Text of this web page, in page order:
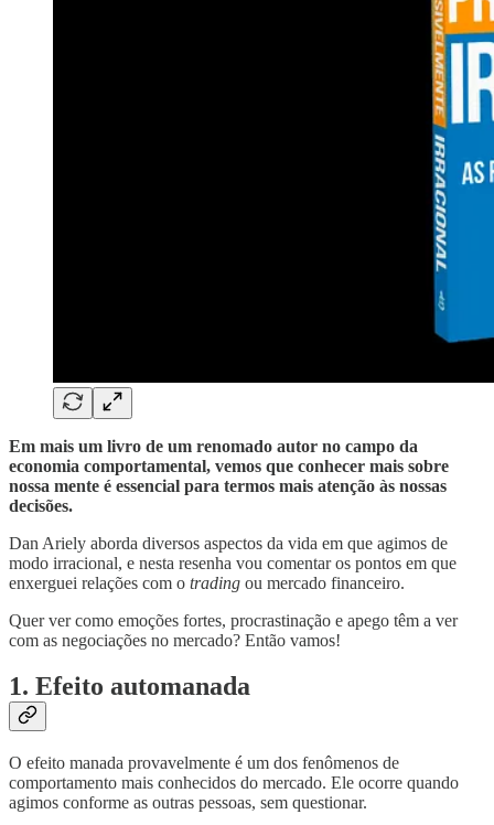
Em mais um livro de um renomado autor no campo da
economia comportamental, vemos que conhecer mais sobre
nossa mente é essencial para termos mais atenção às nossas
decisões.
Dan Ariely aborda diversos aspectos da vida em que agimos de
modo irracional, e nesta resenha vou comentar os pontos em que
enxerguei relações com o trading ou mercado financeiro.
Quer ver como emoções fortes, procrastinação e apego têm a ver
com as negociações no mercado? Então vamos!
1. Efeito automanada
O efeito manada provavelmente é um dos fenômenos de
comportamento mais conhecidos do mercado. Ele ocorre quando
agimos conforme as outras pessoas, sem questionar.